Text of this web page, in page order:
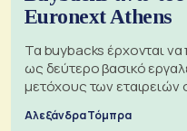
Euronext Athens
Τα buybacks έρχονται
ως δεύτερο βασικό
μετόχους των
Αλεξάνδρα Τόμπρα